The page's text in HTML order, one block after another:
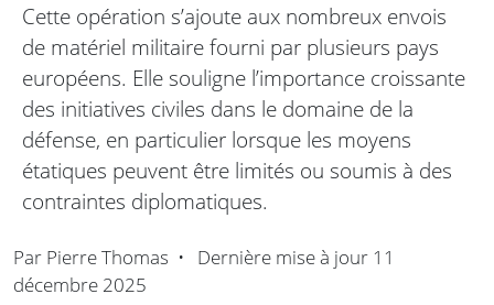
Cette opération s’ajoute aux nombreux envois
de matériel militaire fourni par plusieurs pays
européens. Elle souligne l’importance croissante
des initiatives civiles dans le domaine de la
défense, en particulier lorsque les moyens
étatiques peuvent être limités ou soumis à des
contraintes diplomatiques.
Par Pierre Thomas • Dernière mise à jour 11
décembre 2025